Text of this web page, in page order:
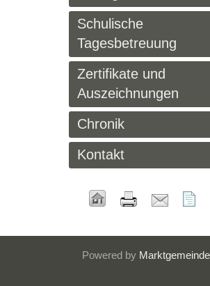
Schulische
Tagesbetreuung
Zertifikate und
Auszeichnungen
Chronik
Kontakt
Powered by